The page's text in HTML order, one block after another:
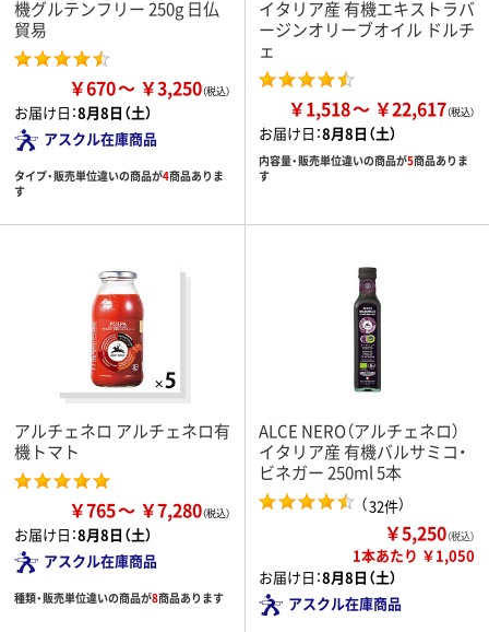
機グルテンフリー 250g 日仏
貿易
￥670 ￥3,250
お届け日：8月8日（土）
アスクル在庫商品
タイプ・販売単位違いの商品が4商品ありま
す
イタリア産 有機エキストラバ
ージンオリーブオイル ドルチ
ェ
￥1,518 ￥22,617
お届け日：8月8日（土）
内容量・販売単位違いの商品が5商品ありま
す
アルチェネロ アルチェネロ有
機トマト
￥765 ￥7,280
お届け日：8月8日（土）
アスクル在庫商品
種類・販売単位違いの商品が8商品あります
ALCE NERO（アルチェネロ）
イタリア産 有機バルサミコ・
ビネガー 250ml 5本
（32件）
￥5,250（税込）
1本あたり ￥1,050
お届け日：8月8日（土）
アスクル在庫商品